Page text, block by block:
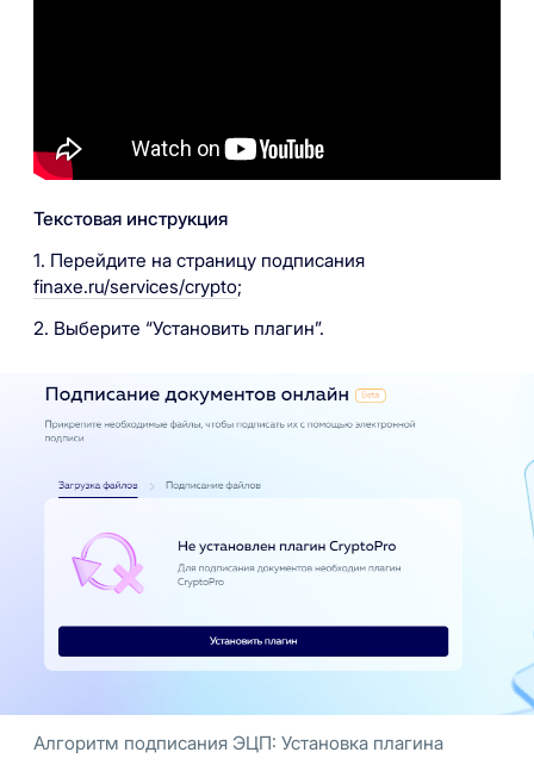
Текстовая инструкция
1. Перейдите на страницу подписания
finaxe.ru/services/crypto;
2. Выберите “Установить плагин”.
Алгоритм подписания ЭЦП: Установка плагина